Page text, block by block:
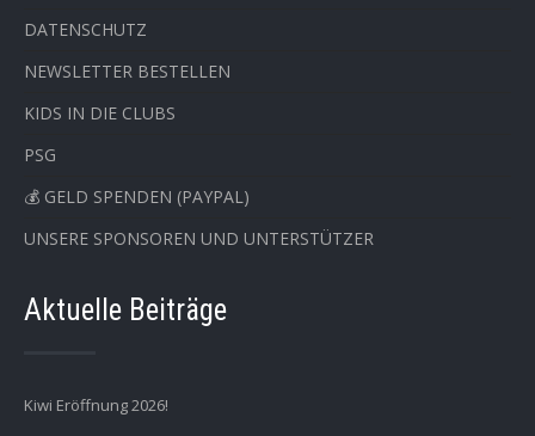
DATENSCHUTZ
NEWSLETTER BESTELLEN
KIDS IN DIE CLUBS
PSG
💰 GELD SPENDEN (PAYPAL)
UNSERE SPONSOREN UND UNTERSTÜTZER
Aktuelle Beiträge
Kiwi Eröffnung 2026!